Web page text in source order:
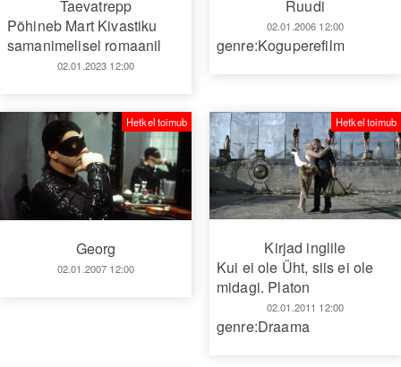
Taevatrepp
Põhineb Mart Kivastiku
samanimelisel romaanil
02.01.2023 12:00
Ruudi
02.01.2006 12:00
genre:Koguperefilm
Georg
02.01.2007 12:00
Hetkel toimub
Kirjad inglile
Kui ei ole Üht, siis ei ole
midagi. Platon
02.01.2011 12:00
Hetkel toimub
genre:Draama